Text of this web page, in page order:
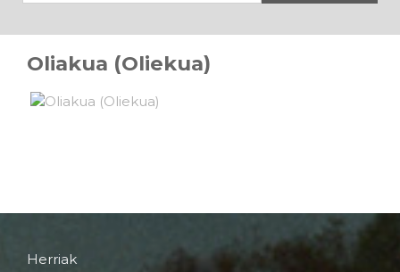
Oliakua (Oliekua)
Herriak